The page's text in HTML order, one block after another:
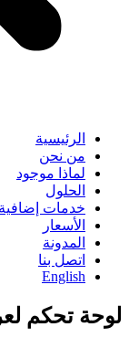
الرئيسية
من نحن
لماذا موجود
الحلول
خدمات إضافية
الأسعار
المدونة
اتصل بنا
English
لوحة تحكم